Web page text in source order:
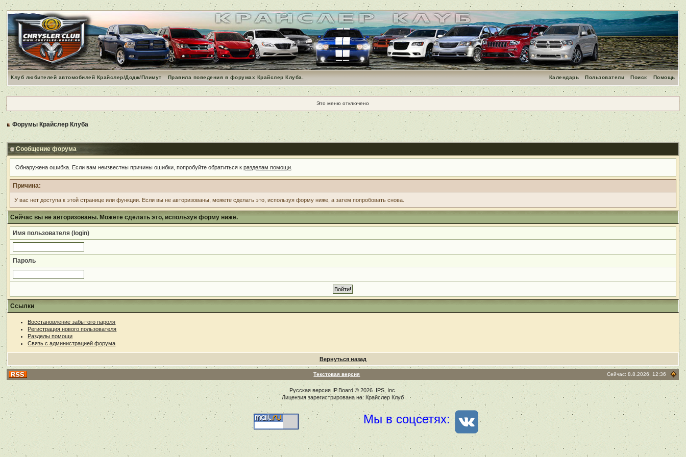
Клуб любителей автомобилей Крайслер/Додж/Плимут Правила поведения в форумах Крайслер Клуба. Помощь
Поиск
Пользователи
Календарь
Это меню отключено
Форумы Крайслер Клуба
Сообщение форума
Обнаружена ошибка. Если вам неизвестны причины ошибки, попробуйте обратиться кразделам помощи
Причина:
У вас нет доступа к этой странице или функции. Если вы не авторизованы, можете сделать это, используя форму ниже, а затем попробовать снова.
Сейчас вы не авторизованы. Можете сделать это, используя форму ниже.
Имя пользователя (login)
Пароль
Ссылки
Восстановление забытого пароля
Регистрация нового пользователя
Разделы помощи
Связь с администрацией форума
Вернуться назад
Текстовая версия Сейчас: 8.8.2026, 12:36
Русская версия IP.Board© 2026IPS, Inc
Лицензия зарегистрирована на: Крайслер Клуб
Мы в соцсетях: